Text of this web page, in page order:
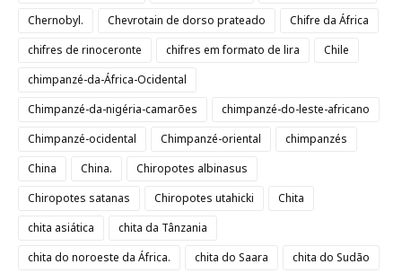
Chernobyl.
Chevrotain de dorso prateado
Chifre da África
chifres de rinoceronte
chifres em formato de lira
Chile
chimpanzé-da-África-Ocidental
Chimpanzé-da-nigéria-camarões
chimpanzé-do-leste-africano
Chimpanzé-ocidental
Chimpanzé-oriental
chimpanzés
China
China.
Chiropotes albinasus
Chiropotes satanas
Chiropotes utahicki
Chita
chita asiática
chita da Tânzania
chita do noroeste da África.
chita do Saara
chita do Sudão